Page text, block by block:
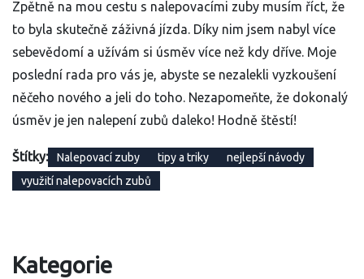
Zpětně na mou cestu s nalepovacími zuby musím říct, že
to byla skutečně záživná jízda. Díky nim jsem nabyl více
sebevědomí a užívám si úsměv více než kdy dříve. Moje
poslední rada pro vás je, abyste se nezalekli vyzkoušení
něčeho nového a jeli do toho. Nezapomeňte, že dokonalý
úsměv je jen nalepení zubů daleko! Hodně štěstí!
Štítky: Nalepovací zuby tipy a triky
nejlepší návody
využití nalepovacích zubů
Kategorie